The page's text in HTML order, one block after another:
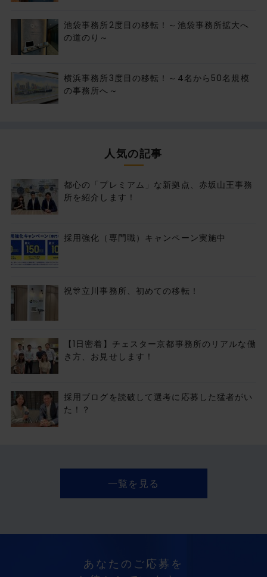
池袋事務所2度目の移転！～池袋事務所拡大へ
の道のり～
横浜事務所3度目の移転！～4名から50名規模
の事務所へ～
人気の記事
都心の「プレミアム」な新拠点、赤坂山王事務
所を紹介します！
採用強化（専門職）キャンペーン実施中
祝🎊立川事務所、初めての移転！
【1日密着】チェスター京都事務所のリアルな働
き方、お見せします！
採用ブログを読破して選考に応募した猛者がい
た！？
一覧を見る
あなたのご応募を